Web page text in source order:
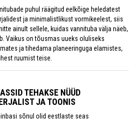
puhul räägitud eelkõige heledatest
ja minimalistlikust vormikeelest, siis
ainult sellele, kuidas vannituba välja näeb,
Vaikus on tõusmas uueks oluliseks
ja tihedama planeeringuga elamistes,
ruumist teise.
TEHAKSE NÜÜD
JA TOONIS
sõnul olid eestlaste seas